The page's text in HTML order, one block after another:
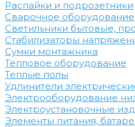
Распайки и подрозетники
Сварочное оборудование
Светильники бытовые,
Стабилизаторы
Сумки монтажника
Тепловое оборудование
Теплые полы
Удлинители
Электрооборудование
Электроустановочные
Элементы питания,